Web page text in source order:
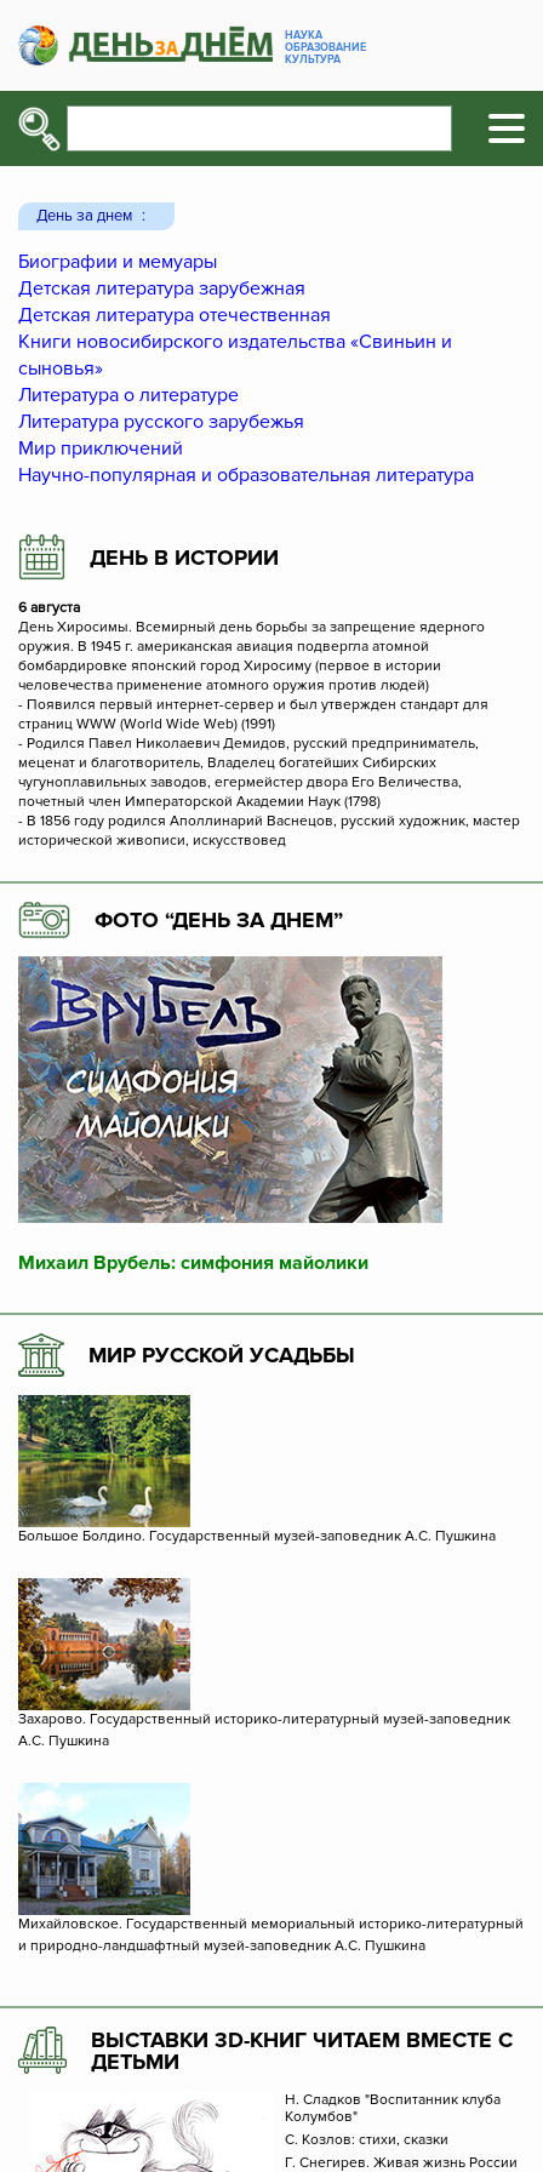
НАУКА
ОБРАЗОВАНИЕ
КУЛЬТУРА
День за днем
Биографии и мемуары
Детская литература зарубежная
Детская литература отечественная
Книги новосибирского издательства «Свиньин и
сыновья»
Литература о литературе
Литература русского зарубежья
Мир приключений
Научно-популярная и образовательная литература
ДЕНЬ В ИСТОРИИ
6 августа
День Хиросимы. Всемирный день борьбы за запрещение ядерного
оружия. В 1945 г. американская авиация подвергла атомной
бомбардировке японский город Хиросиму (первое в истории
человечества применение атомного оружия против людей)
- Появился первый интернет-сервер и был утвержден стандарт для
страниц WWW (World Wide Web) (1991)
- Родился Павел Николаевич Демидов, русский предприниматель,
меценат и благотворитель, Владелец богатейших Сибирских
чугуноплавильных заводов, егермейстер двора Его Величества,
почетный член Императорской Академии Наук (1798)
- В 1856 году родился Аполлинарий Васнецов, русский художник, мастер
исторической живописи, искусствовед
ФОТО “ДЕНЬ ЗА ДНЕМ”
Михаил Врубель: симфония майолики
МИР РУССКОЙ УСАДЬБЫ
Большое Болдино. Государственный музей-заповедник А.С. Пушкина
Захарово. Государственный историко-литературный музей-заповедник
А.С. Пушкина
Михайловское. Государственный мемориальный историко-литературный
и природно-ландшафтный музей-заповедник А.С. Пушкина
ВЫСТАВКИ 3D-КНИГ ЧИТАЕМ ВМЕСТЕ С
ДЕТЬМИ
Н. Сладков "Воспитанник клуба
Колумбов"
С. Козлов: стихи, сказки
Г. Снегирев. Живая жизнь России